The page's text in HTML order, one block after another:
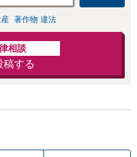
著作物 違法
相談
稿する